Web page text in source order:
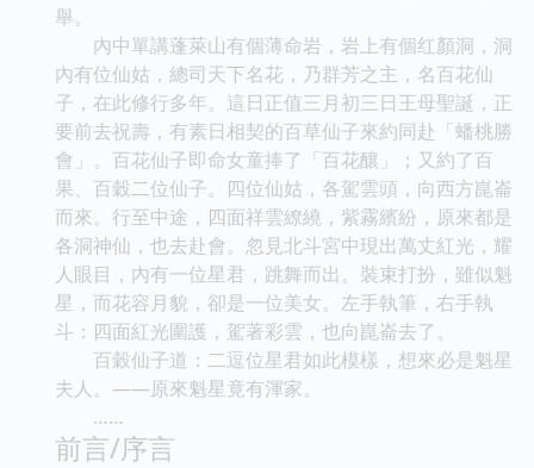
舉。
內中單講蓬萊山有個薄命岩，岩上有個红顏洞，洞
內有位仙姑，總司天下名花，乃群芳之主，名百花仙
子，在此修行多年。這日正值三月初三日王母聖誕，正
要前去祝壽，有素日相契的百草仙子來約同赴「蟠桃勝
會」。百花仙子即命女童捧了「百花釀」；又約了百
果、百穀二位仙子。四位仙姑，各駕雲頭，向西方崑崙
而來。行至中途，四面祥雲繚繞，紫霧繽紛，原來都是
各洞神仙，也去赴會。忽見北斗宮中現出萬丈紅光，耀
人眼目，內有一位星君，跳舞而出。裝束打扮，雖似魁
星，而花容月貌，卻是一位美女。左手執筆，右手執
斗：四面紅光圍護，駕著彩雲，也向崑崙去了。
百穀仙子道：二逗位星君如此模樣，想來必是魁星
夫人。——原來魁星竟有渾家。
……
前言/序言